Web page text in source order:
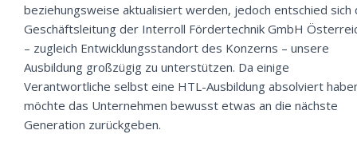
beziehungsweise aktualisiert werden, jedoch entschied sich
Geschäftsleitung der Interroll Fördertechnik GmbH
– zugleich Entwicklungsstandort des Konzerns – unsere
Ausbildung großzügig zu unterstützen. Da einige
Verantwortliche selbst eine HTL-Ausbildung absolviert
möchte das Unternehmen bewusst etwas an die nächste
Generation zurückgeben.